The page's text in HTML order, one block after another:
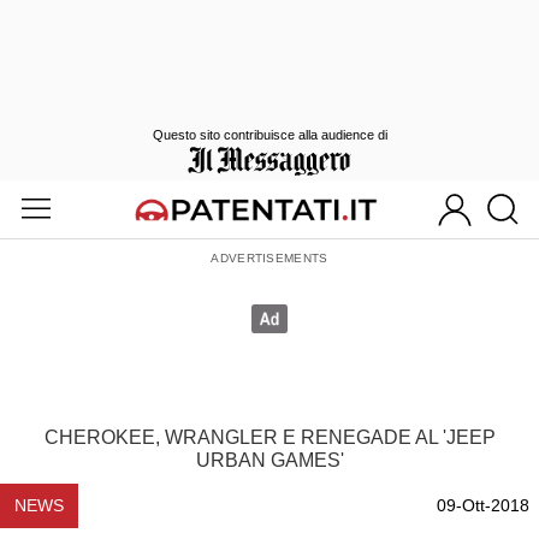
CHEROKEE, WRANGLER E RENEGADE AL 'JEEP
URBAN GAMES'
NEWS 09-Ott-2018
Questo sito contribuisce alla audience di